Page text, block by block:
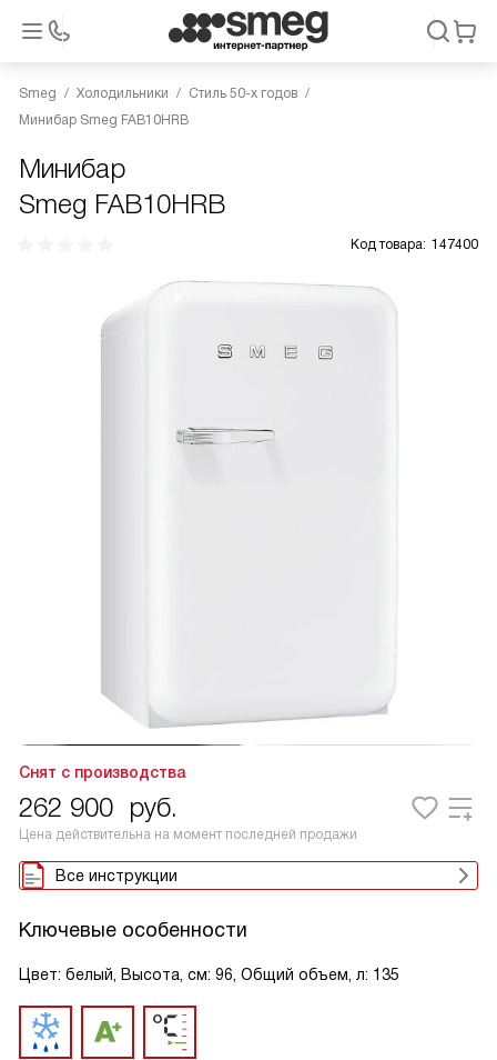
Smeg Холодильники
Стиль 50-х годов
Минибар Smeg FAB10HRB
Минибар
Smeg FAB10HRB
Код товара: 147400
Снят с производства
262 900 руб.
Цена действительна на момент последней продажи
Все инструкции
Ключевые особенности
Цвет: белый, Высота, см: 96, Общий объем, л: 135